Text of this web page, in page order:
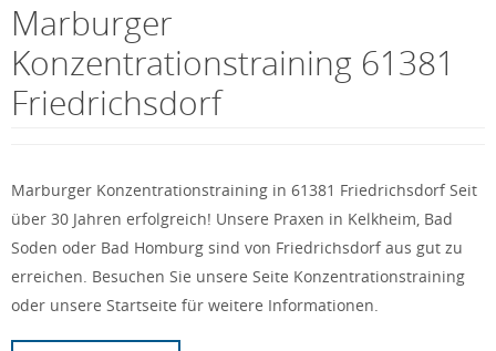
Marburger
Konzentrationstraining 61381
Friedrichsdorf
Marburger Konzentrationstraining in 61381 Friedrichsdorf Seit
über 30 Jahren erfolgreich! Unsere Praxen in Kelkheim, Bad
Soden oder Bad Homburg sind von Friedrichsdorf aus gut zu
erreichen. Besuchen Sie unsere Seite Konzentrationstraining
oder unsere Startseite für weitere Informationen.